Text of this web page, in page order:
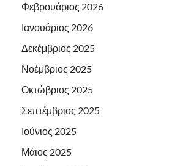
Φεβρουάριος 2026
Ιανουάριος 2026
Δεκέμβριος 2025
Νοέμβριος 2025
Οκτώβριος 2025
Σεπτέμβριος 2025
Ιούνιος 2025
Μάιος 2025